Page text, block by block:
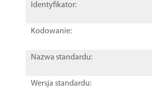
Identyfikator:
Kodowanie:
Nazwa standardu:
Wersja standardu: